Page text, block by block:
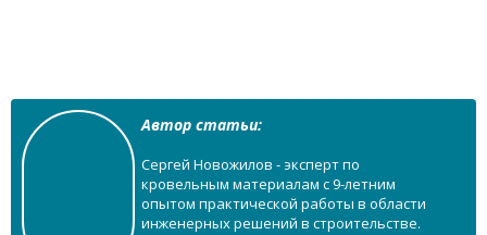
Автор статьи:
Сергей Новожилов - эксперт по
кровельным материалам с 9-летним
опытом практической работы в области
инженерных решений в строительстве.